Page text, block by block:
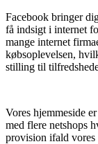
Facebook bringer
få indsigt i internet
mange internet
købsoplevelsen,
stilling til
Vores hjemmeside
med flere netshops
provision ifald vores